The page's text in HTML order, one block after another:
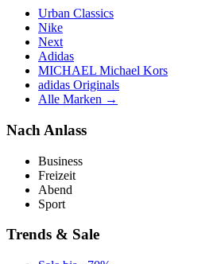
Urban Classics
Nike
Next
Adidas
MICHAEL Michael Kors
adidas Originals
Alle Marken →
Nach Anlass
Business
Freizeit
Abend
Sport
Trends & Sale